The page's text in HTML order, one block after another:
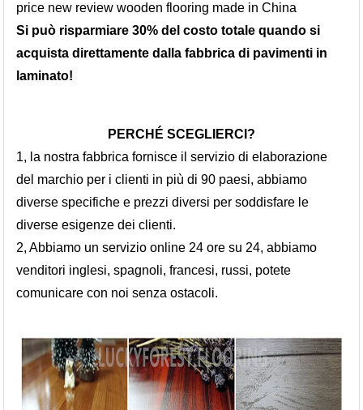
price new review wooden flooring made in China
Si può risparmiare 30% del costo totale quando si
acquista direttamente dalla fabbrica di pavimenti in
laminato!
PERCHÉ SCEGLIERCI?
1, la nostra fabbrica fornisce il servizio di elaborazione
del marchio per i clienti in più di 90 paesi, abbiamo
diverse specifiche e prezzi diversi per soddisfare le
diverse esigenze dei clienti.
2, Abbiamo un servizio online 24 ore su 24, abbiamo
venditori inglesi, spagnoli, francesi, russi, potete
comunicare con noi senza ostacoli.